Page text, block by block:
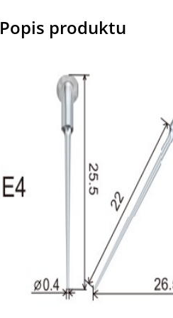
Popis produktu